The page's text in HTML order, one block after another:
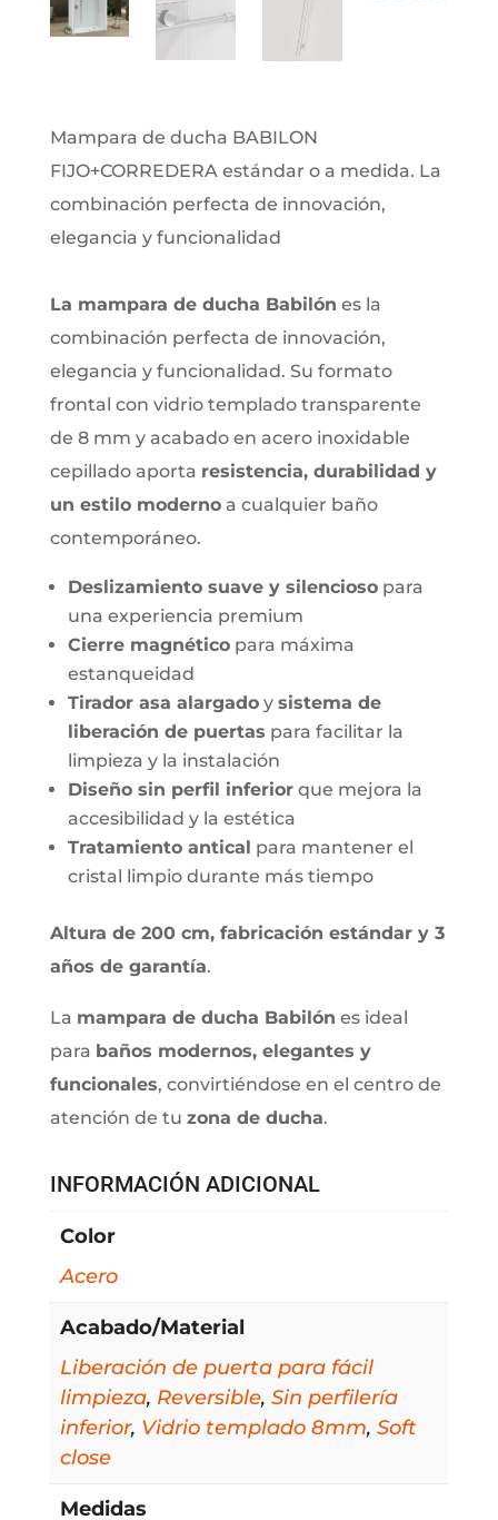
Mampara de ducha BABILON
FIJO+CORREDERA estándar o a medida. La
combinación perfecta de innovación,
elegancia y funcionalidad
La mampara de ducha Babilón es la
combinación perfecta de innovación,
elegancia y funcionalidad. Su formato
frontal con vidrio templado transparente
de 8 mm y acabado en acero inoxidable
cepillado aporta resistencia, durabilidad y
un estilo modernoa cualquier baño
contemporáneo.
Deslizamiento suave y silenciosopara
una experiencia premium
Cierre magnéticopara máxima
estanqueidad
Tirador asa alargadoy sistema de
liberación de puertas para facilitar la
limpieza y la instalación
Diseño sin perfil inferiorque mejora la
accesibilidad y la estética
Tratamiento antical para mantener el
cristal limpio durante más tiempo
Altura de 200 cm, fabricación estándar y 3
años de garantía.
La mampara de ducha Babilón es ideal
para baños modernos, elegantes y
funcionales, convirtiéndose en el centro de
atención de tu zona de ducha.
INFORMACIÓN ADICIONAL
Color
Acero
Acabado/Material
Liberación de puerta para fácil
limpieza, Reversible, Sin perfilería
inferior, Vidrio templado 8mm, Soft
close
Medidas